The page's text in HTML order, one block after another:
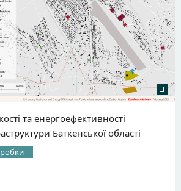
та енергоефективності
Баткенської області